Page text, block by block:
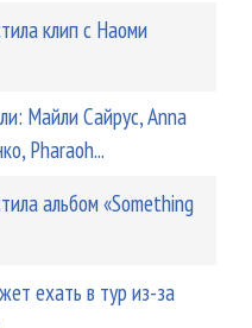
клип с Наоми
Майли Сайрус, Anna
Pharaoh...
альбом «Something
ехать в тур из-за